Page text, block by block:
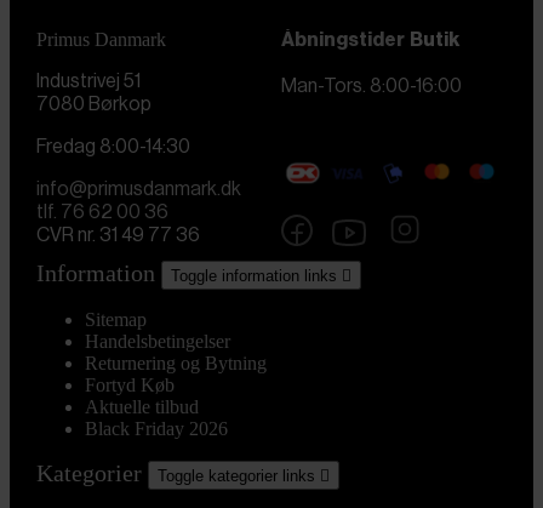
Primus Danmark
Industrivej 51
7080 Børkop
Åbningstider Butik
Man-Tors. 8:00-16:00
Fredag 8:00-14:30
info@primusdanmark.dk
tlf. 76 62 00 36
CVR nr. 31 49 77 36
Information Toggle information links 
Sitemap
Handelsbetingelser
Returnering og Bytning
Fortyd Køb
Aktuelle tilbud
Black Friday 2026
Kategorier Toggle kategorier links 